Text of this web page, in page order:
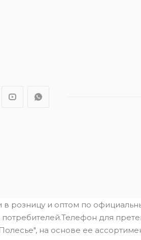
розницу и оптом по
для
на основе ее